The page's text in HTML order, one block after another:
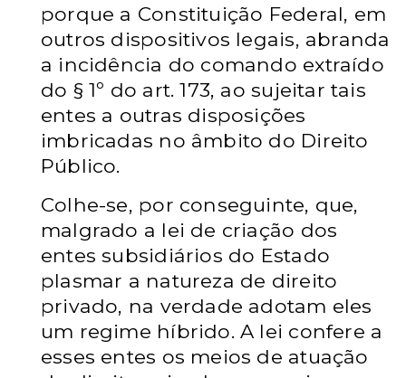
porque a Constituição Federal, em
outros dispositivos legais, abranda
a incidência do comando extraído
do § 1º do art. 173, ao sujeitar tais
entes a outras disposições
imbricadas no âmbito do Direito
Público.
Colhe-se, por conseguinte, que,
malgrado a lei de criação dos
entes subsidiários do Estado
plasmar a natureza de direito
privado, na verdade adotam eles
um regime híbrido. A lei confere a
esses entes os meios de atuação